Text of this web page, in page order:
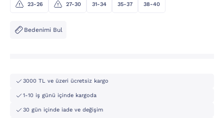
23-26 27-30 31-34 35-37 38-40
Bedenimi Bul
3000 TL ve üzeri ücretsiz kargo
1-10 iş günü içinde kargoda
30 gün içinde iade ve değişim